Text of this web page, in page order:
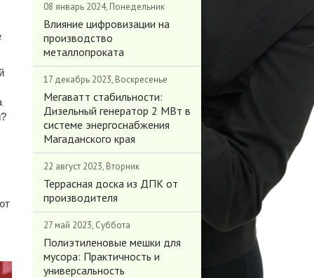
08 январь 2024, Понедельник
Влияние цифровизации на
производство
металлопроката
17 декабрь 2023, Воскресенье
Мегаватт стабильности:
Дизельный генератор 2 МВт в
системе энергоснабжения
Магаданского края
22 август 2023, Вторник
Террасная доска из ДПК от
производителя
27 май 2023, Суббота
Полиэтиленовые мешки для
мусора: Практичность и
универсальность